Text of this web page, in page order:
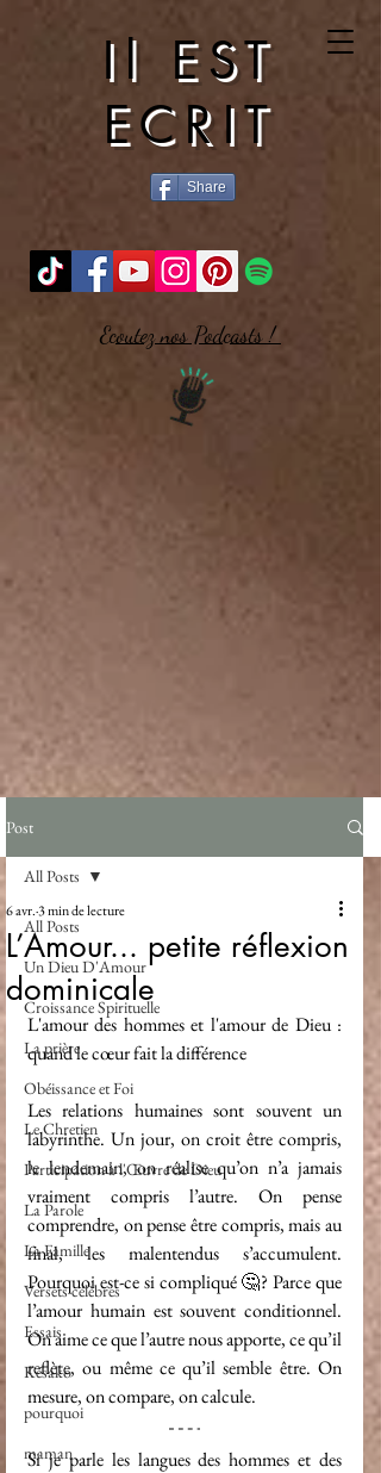
Il EST
ECRIT
Share
Ecoutez nos Podcasts !
Post
All Posts
Un Dieu D'Amour
Croissance Spirituelle
La prière
Obéissance et Foi
Le Chretien
Participation à l'Œuvre de Dieu
La Parole
La Famille
Versets célèbres
Essais
Késako
pourquoi
maman
All Posts
L’Amour... petite réflexion
dominicale
6 avr.3 min de lecture
L'amour des hommes et l'amour de Dieu :
quand le cœur fait la différence
Les relations humaines sont souvent un
labyrinthe. Un jour, on croit être compris,
le lendemain, on réalise qu’on n’a jamais
vraiment compris l’autre. On pense
comprendre, on pense être compris, mais au
final, les malentendus s’accumulent.
Pourquoi est-ce si compliqué 🤔? Parce que
l’amour humain est souvent conditionnel.
On aime ce que l’autre nous apporte, ce qu’il
reflète, ou même ce qu’il semble être. On
mesure, on compare, on calcule.
Si je parle les langues des hommes et des